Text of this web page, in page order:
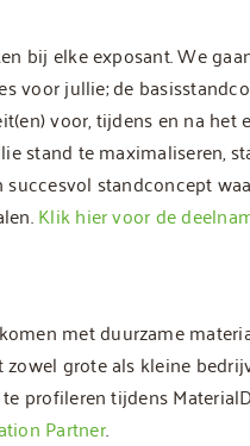
bij elke exposant. We
voor jullie; de
voor, tijdens en na het
stand te maximaliseren,
standconcept
Klik hier voor de
met duurzame
grote als kleine
profileren tijdens
Partner.